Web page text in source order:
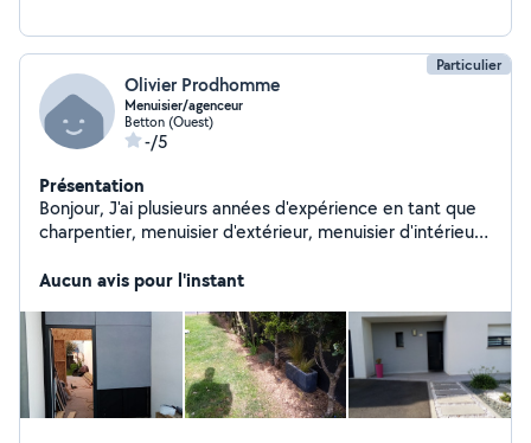
Particulier
Olivier Prodhomme
Menuisier/agenceur
Betton (Ouest)
-/5
Présentation
Bonjour, J'ai plusieurs années d'expérience en tant que
charpentier, menuisier d'extérieur, menuisier d'intérieur
plaisir de vous satisfaire dans votre projet.
Aucun avis pour l'instant